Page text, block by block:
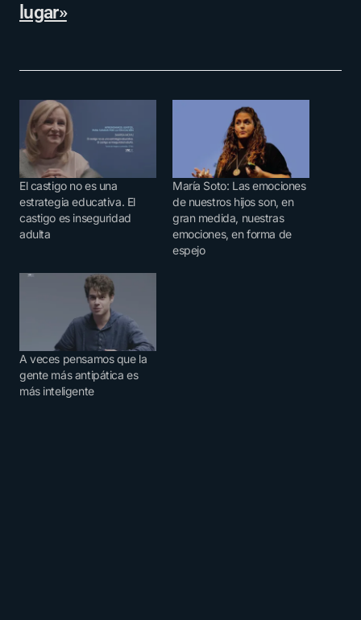
lugar»
El castigo no es una
estrategia educativa. El
castigo es inseguridad
adulta
María Soto: Las emociones
de nuestros hijos son, en
gran medida, nuestras
emociones, en forma de
espejo
A veces pensamos que la
gente más antipática es
más inteligente